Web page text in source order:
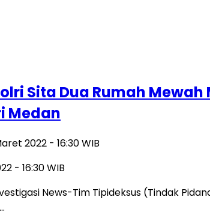
Sita Dua Rumah
Medan
2022 - 16:30 WIB
- 16:30 WIB
News-Tim Tipideksus (Tindak